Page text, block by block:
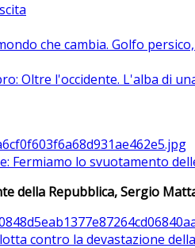
che cambia. Golfo
Oltre l'occidente. L'alba di
Fermiamo lo svuotamento
della Repubblica, Sergio
contro la devastazione